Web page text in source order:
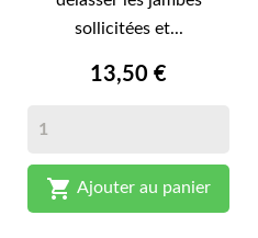
sollicitées et...
13,50 €
 Ajouter au panier